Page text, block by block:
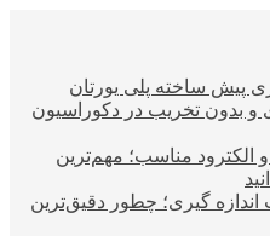
پیش ساخته پلی یورتان
بدون تخریب در دکوراسیون
مناسب؛ مهم‌ترین
اندازه گیری؛ چطور دقیق‌ترین